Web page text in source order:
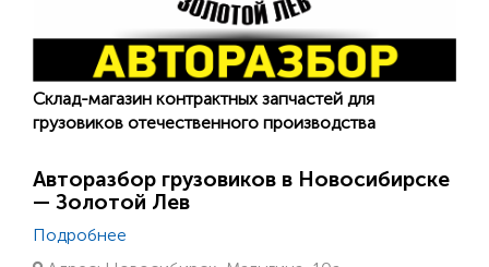
Склад-магазин контрактных запчастей для
грузовиков отечественного производства
Авторазбор грузовиков в Новосибирске
— Золотой Лев
Подробнее